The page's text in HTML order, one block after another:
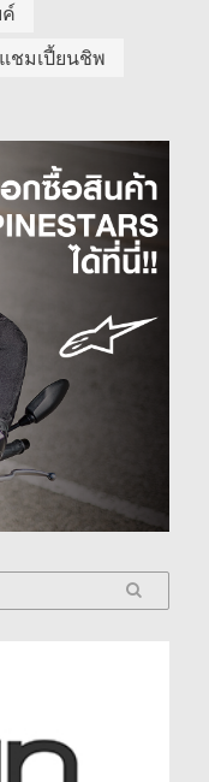
ชมเปี้ยนชิพ